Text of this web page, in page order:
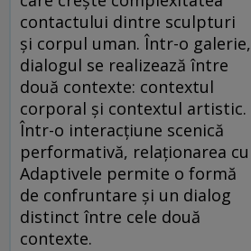
contactului dintre sculpturi
și corpul uman. Într-o galerie,
dialogul se realizează între
două contexte: contextul
corporal și contextul artistic.
Într-o interacțiune scenică
performativă, relaționarea cu
Adaptivele permite o formă
de confruntare și un dialog
distinct între cele două
contexte.